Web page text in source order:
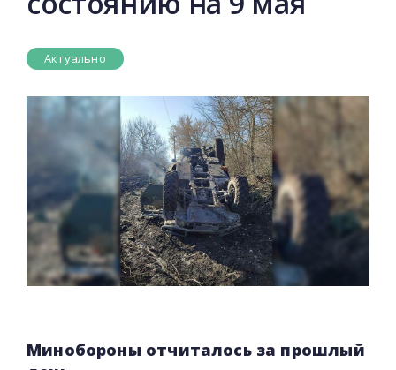
Актуально
Минобороны отчиталось за прошлый